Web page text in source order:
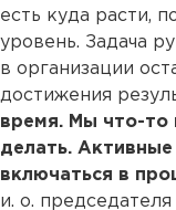
есть куда расти,
уровень. Задача
в организации
достижения
время. Мы что-то
делать.
включаться в
и. о.